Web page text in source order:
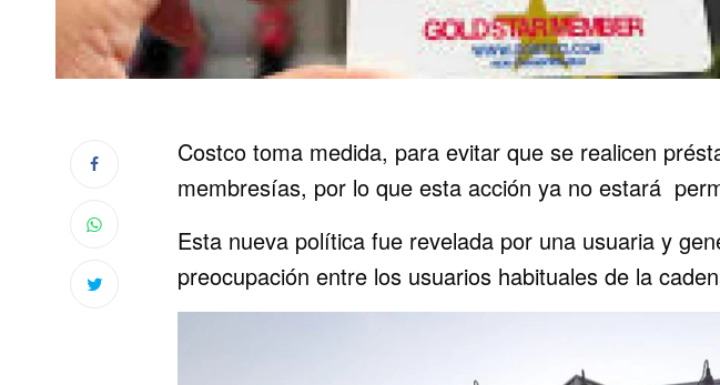
Costco toma medida, para evitar que se realicen
membresías, por lo que esta acción ya no estará
Esta nueva política fue revelada por una usuaria y
preocupación entre los usuarios habituales de la